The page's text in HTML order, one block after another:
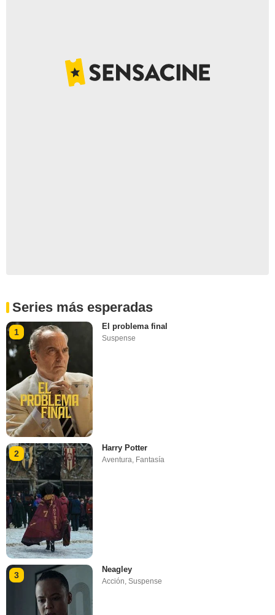
Series más esperadas
1
El problema final
Suspense
2
Harry Potter
Aventura, Fantasía
3
Neagley
Acción,Suspense